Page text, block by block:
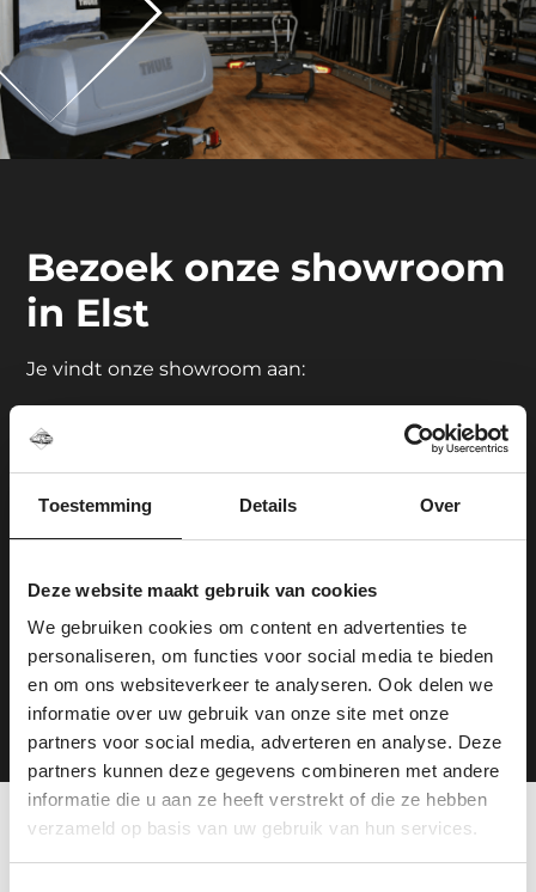
Toestemming Details Over
Deze website maakt gebruik van cookies
We gebruiken cookies om content en advertenties te
personaliseren, om functies voor social media te bieden
en om ons websiteverkeer te analyseren. Ook delen we
informatie over uw gebruik van onze site met onze
partners voor social media, adverteren en analyse. Deze
partners kunnen deze gegevens combineren met andere
informatie die u aan ze heeft verstrekt of die ze hebben
verzameld op basis van uw gebruik van hun services.
Bezoek onze showroom
in Elst
Je vindt onze showroom aan:
Centraal gelegen en goed bereikbaar
6 gratis parkeerplaatsen voor de deur
Showroom én montage onder één dak
Even binnenlopen is zo geregeld — je bent altijd
welkom.
Plan je route
Tevreden klanten over